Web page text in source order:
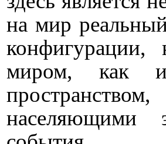
на мир
миром, как и
населяющими